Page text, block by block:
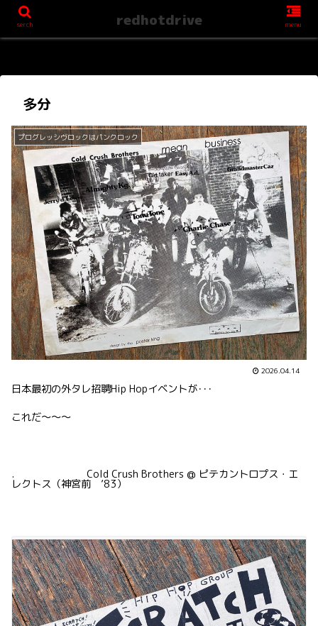
多分
プログレッシヴロックはパンクロック
2026.04.14
日本最初の外タレ招聘Hip Hopイベントが･･･
これだ〜〜〜
. Cold Crush Brothers @ ピテカントロプス・エ
レクトス（神宮前 ’83）
serch redhotdrive menu